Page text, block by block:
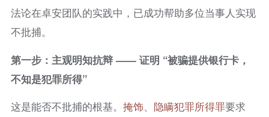
法论在卓安团队的实践中，已成功帮助多位当事人实现
不批捕。
第一步：主观明知抗辩 —— 证明 “被骗提供银行卡，
不知是犯罪所得”
这是能否不批捕的根基。 掩饰、隐瞒犯罪所得罪要求